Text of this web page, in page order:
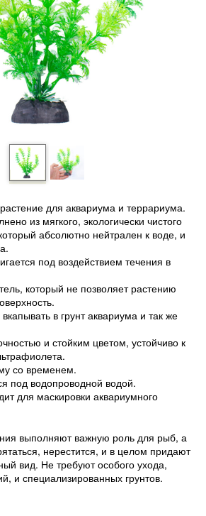
для аквариума и террариума.
из мягкого, экологически чистого
абсолютно нейтрален к воде, и
под воздействием течения в
который не позволяет растению
в грунт аквариума и так же
и стойким цветом, устойчиво к
со временем.
под водопроводной водой.
для маскировки аквариумного
выполняют важную роль для рыб, а
нерестится, и в целом придают
вид. Не требуют особого ухода,
и специализированных грунтов.